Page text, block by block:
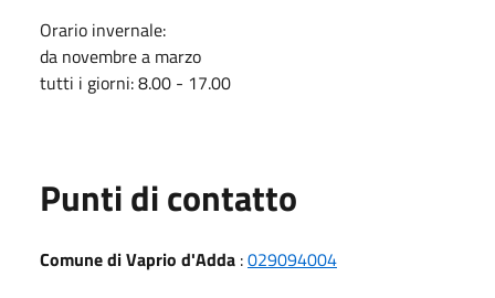
Orario invernale:
da novembre a marzo
tutti i giorni: 8.00 - 17.00
Punti di contatto
Comune di Vaprio d'Adda :029094004